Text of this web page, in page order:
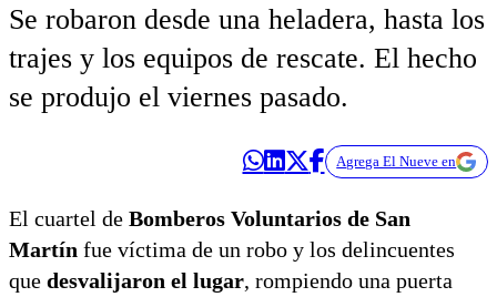
Se robaron desde una heladera, hasta los
trajes y los equipos de rescate. El hecho
se produjo el viernes pasado.
Agrega El Nueve en
El cuartel de Bomberos Voluntarios de San
Martín fue víctima de un robo y los delincuentes
que desvalijaron el lugar, rompiendo una puerta